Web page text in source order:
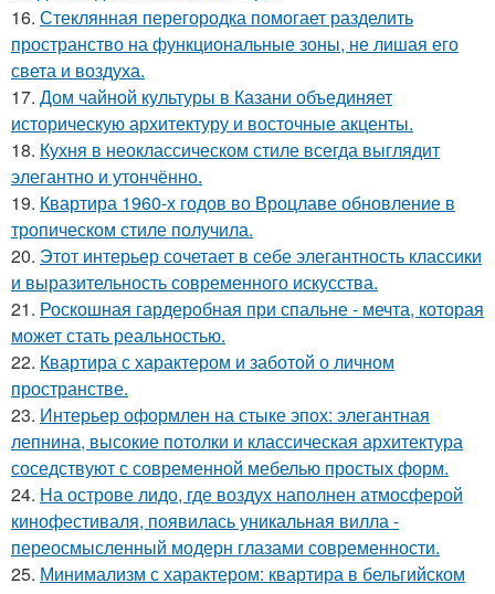
16. Стеклянная перегородка помогает разделить
пространство на функциональные зоны, не лишая его
света и воздуха.
17. Дом чайной культуры в Казани объединяет
историческую архитектуру и восточные акценты.
18. Кухня в неоклассическом стиле всегда выглядит
элегантно и утончённо.
19. Квартира 1960-х годов во Вроцлаве обновление в
тропическом стиле получила.
20. Этот интерьер сочетает в себе элегантность классики
и выразительность современного искусства.
21. Роскошная гардеробная при спальне - мечта, которая
может стать реальностью.
22. Квартира с характером и заботой о личном
пространстве.
23. Интерьер оформлен на стыке эпох: элегантная
лепнина, высокие потолки и классическая архитектура
соседствуют с современной мебелью простых форм.
24. На острове лидо, где воздух наполнен атмосферой
кинофестиваля, появилась уникальная вилла -
переосмысленный модерн глазами современности.
25. Минимализм с характером: квартира в бельгийском